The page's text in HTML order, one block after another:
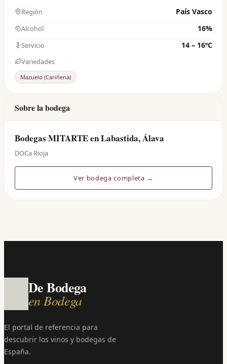
Región País Vasco
Alcohol 16%
Servicio 14 – 16ºC
Variedades
Mazuelo (Cariñena)
Sobre la bodega
Bodegas MITARTE en Labastida, Álava
DOCa Rioja
Ver bodega completa →
De Bodega
en Bodega
El portal de referencia para
descubrir los vinos y bodegas de
España.